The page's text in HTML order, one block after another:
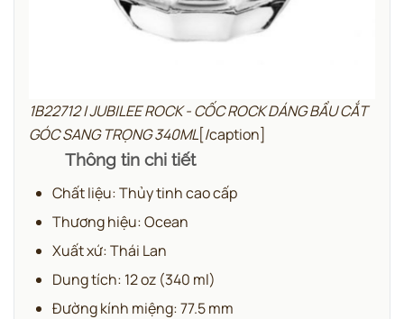
1B22712 | JUBILEE ROCK - CỐC ROCK DÁNG BẦU CẮT
GÓC SANG TRỌNG 340ML[/caption]
Thông tin chi tiết
Chất liệu: Thủy tinh cao cấp
Thương hiệu: Ocean
Xuất xứ: Thái Lan
Dung tích: 12 oz (340 ml)
Đường kính miệng: 77.5 mm